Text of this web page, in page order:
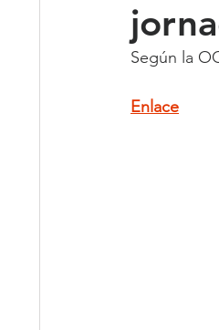
Según la
Enlace